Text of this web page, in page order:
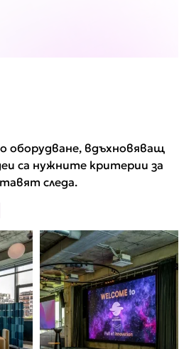
оборудване, вдъхновяващ
са нужните критерии за
следа.